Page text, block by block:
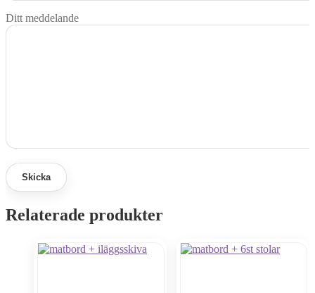
Ditt meddelande
Relaterade produkter